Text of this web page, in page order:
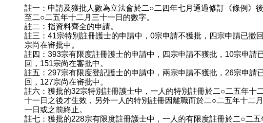
註一：申請及獲批人數為立法會於二○二四年七月通過修訂《條例》
至二○二五年十二月三十一日的數字。
註二：指資料齊全的申請。
註三：41宗特別註冊護士的申請中，0宗申請不獲批，四宗申請已撤
宗尚在審批中。
註四：393宗有限度註冊護士的申請中，四宗申請不獲批，10宗申請
回，151宗尚在審批中。
註五：297宗有限度登記護士的申請中，兩宗申請不獲批，26宗申請
回，127宗尚在審批中。
註六：獲批的32宗特別註冊護士中，一人的特別註冊於二○二五年十
十一日之後才生效，另外一人的特別註冊因離職而於二○二五年十二
一日或之前終止。
註七：獲批的228宗有限度註冊護士中，一人的有限度註冊於二○二五